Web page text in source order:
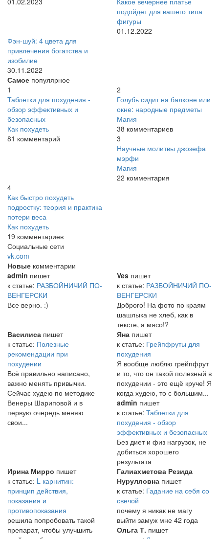
подойдет для вашего типа
фигуры
01.12.2022
Фэн-шуй: 4 цвета для
привлечения богатства и
изобилие
30.11.2022
Самое популярное
1
Таблетки для похудения -
обзор эффективных и
безопасных
Как похудеть
81 комментарий
2
Голубь сидит на балконе или
окне: народные предметы
Магия
38 комментариев
3
Научные молитвы джозефа
мэрфи
Магия
22 комментария
4
Как быстро похудеть
подростку: теория и практика
потери веса
Как похудеть
19 комментариев
Социальные сети
vk.com
Новые комментарии
admin пишет
к статье: РАЗБОЙНИЧИЙ ПО-
ВЕНГЕРСКИ
Все верно. :)
Ves пишет
к статье: РАЗБОЙНИЧИЙ ПО-
ВЕНГЕРСКИ
Доброго! На фото по краям
шашлыка не хлеб, как в
тексте, а мясо!?
Василиса пишет
к статье: Полезные
рекомендации при
похудении
Всё правильно написано,
важно менять привычки.
Сейчас худею по методике
Венеры Шариповой и в
первую очередь меняю
свои...
Яна пишет
к статье: Грейпфруты для
похудения
Я вообще люблю грейпфрут
и то, что он такой полезный в
похудении - это ещё круче! Я
когда худею, то с большим...
admin пишет
к статье: Таблетки для
похудения - обзор
эффективных и безопасных
Без диет и физ нагрузок, не
добиться хорошего
результата
Ирина Мирро пишет
к статье: L карнитин:
принцип действия,
показания и
противопоказания
решила попробовать такой
препарат, чтобы улучшить
Галиахметова Резида
Нурулловна пишет
к статье: Гадание на себя со
свечой
почему я никак не магу
выйти замуж мне 42 года
Ольга Т. пишет